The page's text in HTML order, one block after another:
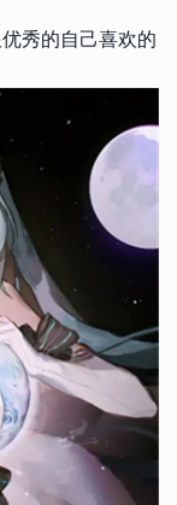
秀的自己喜欢的